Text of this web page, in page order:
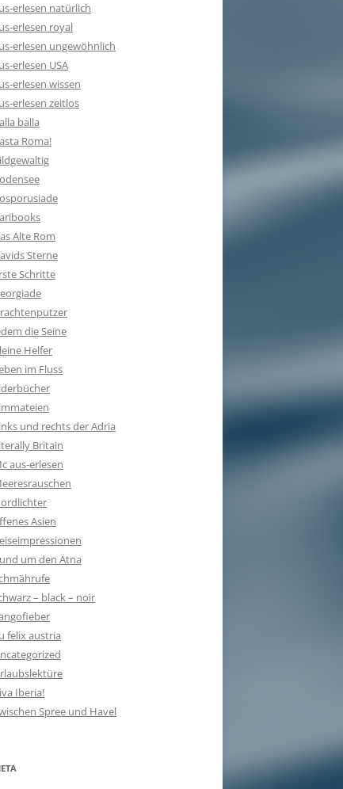
erlesen natürlich
erlesen royal
erlesen ungewöhnlich
erlesen USA
erlesen wissen
erlesen zeitlos
balla
Roma!
Alte Rom
Sterne
Schritte
die Seine
Helfer
im Fluss
und rechts der Adria
Britain
aus-erlesen
Asien
um den Ätna
– black – noir
felix austria
Iberia!
Spree und Havel